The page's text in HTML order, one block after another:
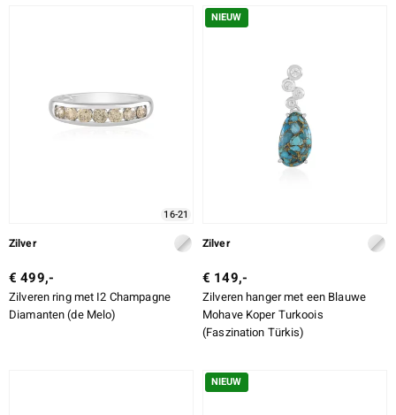
16-21
Zilver
€ 499,-
Zilveren ring met I2 Champagne
Diamanten (de Melo)
NIEUW
Zilver
€ 149,-
Zilveren hanger met een Blauwe
Mohave Koper Turkoois
(Faszination Türkis)
NIEUW